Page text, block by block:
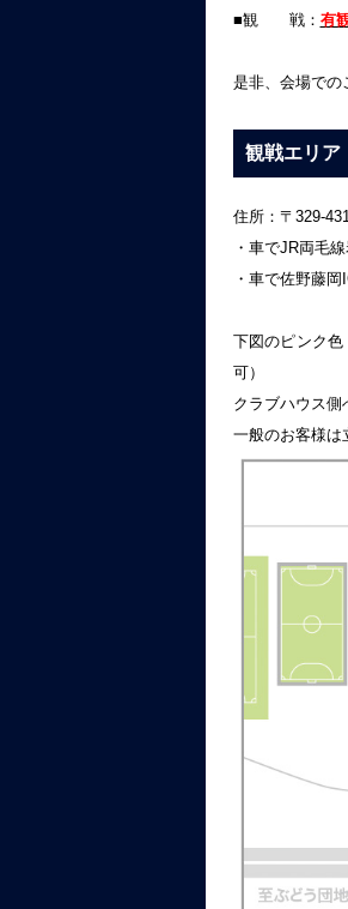
■観 戦： 有
是非、会場での
観戦エリア
住所：〒
・車でJR両毛
・車で佐野藤
下図のピンク
可）
クラブハウス側
一般のお客様は